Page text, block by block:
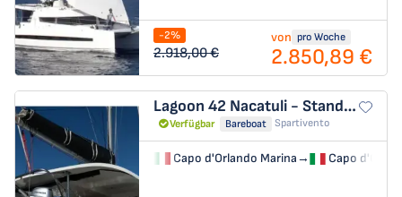
-2%
2.918,00 €
von pro Woche
2.850,89 €
Lagoon 42 Nacatuli - Standard line
Verfügbar Bareboat Spartivento
Capo d'Orlando Marina→ Capo